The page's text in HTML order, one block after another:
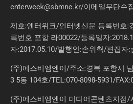
enterweek@sbmne.kr/이메일무단수
제호:엔터위크/인터넷신문 등록번호:
록번호 포항 라00022/등록일자
자:2017.05.10/발행인:손위혁/편집자:
(주)에스비엠엔이/주소:경북 포항시
3 5동 104호/TEL:070-8098-5931/
(주)에스비엠엔이 미디어콘텐츠지점/